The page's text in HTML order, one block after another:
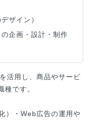
ザイン）
企画・設計・制作
活用し、商品やサービ
種です。
）・Web広告の運用や